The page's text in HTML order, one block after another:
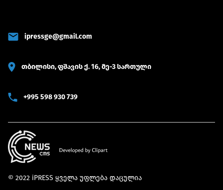
ipressge@gmail.com
თბილისი, ფშავის ქ. 16, მე-3 სართული
+995 598 930 739
© 2022 iPRESS ყველა უფლება დაცულია